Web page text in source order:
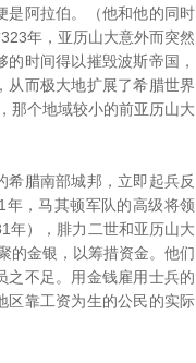
是阿拉伯。（他和他的同时
年，亚历山大意外而突然
时间得以摧毁波斯帝国，
从而极大地扩展了希腊世界
那个地域较小的前亚历山大
腊南部城邦，立即起兵反
，马其顿军队的高级将领
年），腓力二世和亚历山大
的金银，以筹措资金。他们
之不足。用金钱雇用士兵的
区靠工资为生的公民的实际